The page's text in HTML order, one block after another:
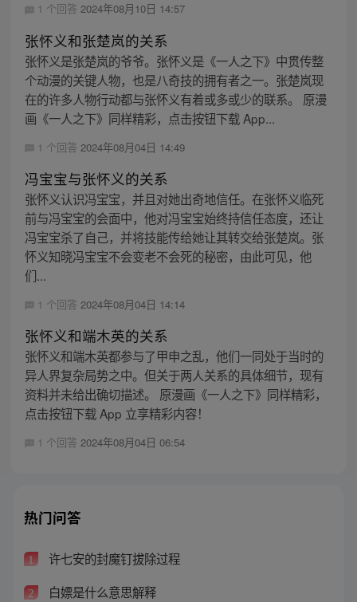
1 个回答 2024年08月10日 14:57
张怀义和张楚岚的关系
张怀义是张楚岚的爷爷。张怀义是《一人之下》中贯传整
个动漫的关键人物，也是八奇技的拥有者之一。张楚岚现
在的许多人物行动都与张怀义有着或多或少的联系。 原漫
画《一人之下》同样精彩，点击按钮下载 App...
1 个回答 2024年08月04日 14:49
冯宝宝与张怀义的关系
张怀义认识冯宝宝，并且对她出奇地信任。在张怀义临死
前与冯宝宝的会面中，他对冯宝宝始终持信任态度，还让
冯宝宝杀了自己，并将技能传给她让其转交给张楚岚。张
怀义知晓冯宝宝不会变老不会死的秘密，由此可见，他
们...
1 个回答 2024年08月04日 14:14
张怀义和端木英的关系
张怀义和端木英都参与了甲申之乱，他们一同处于当时的
异人界复杂局势之中。但关于两人关系的具体细节，现有
资料并未给出确切描述。 原漫画《一人之下》同样精彩，
点击按钮下载 App 立享精彩内容！
1 个回答 2024年08月04日 06:54
热门问答
1 许七安的封魔钉拔除过程
2 白嫖是什么意思解释